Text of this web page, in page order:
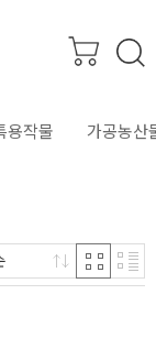
SEARCH
용작물 가공농산